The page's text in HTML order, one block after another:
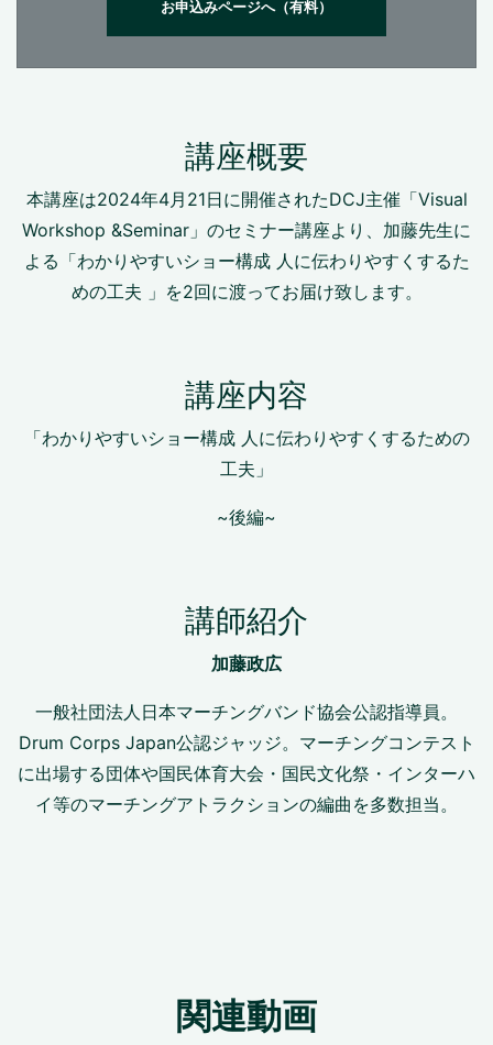
お申込みページへ（有料）
講座概要
本講座は2024年4月21日に開催されたDCJ主催「Visual
Workshop &Seminar」のセミナー講座より、加藤先生に
よる「わかりやすいショー構成 人に伝わりやすくするた
めの工夫 」を2回に渡ってお届け致します。
講座内容
「わかりやすいショー構成 人に伝わりやすくするための
工夫」
~後編~
講師紹介
加藤政広
一般社団法人日本マーチングバンド協会公認指導員。
Drum Corps Japan公認ジャッジ。マーチングコンテスト
に出場する団体や国民体育大会・国民文化祭・インターハ
イ等のマーチングアトラクションの編曲を多数担当。
関連動画